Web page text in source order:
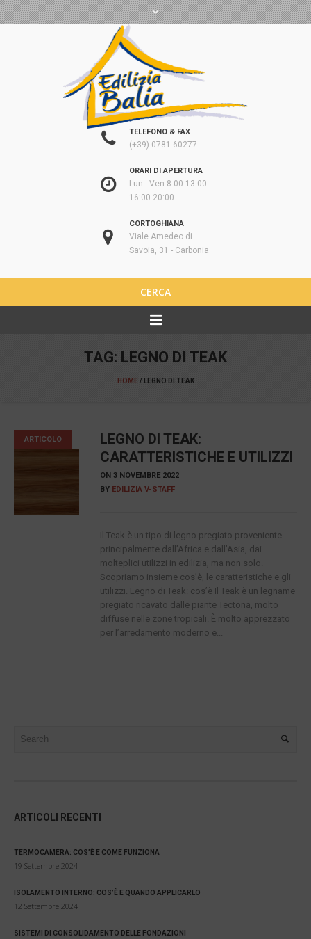
TELEFONO & FAX
(+39) 0781 60277
ORARI DI APERTURA
Lun - Ven 8:00-13:00
16:00-20:00
CORTOGHIANA
Viale Amedeo di
Savoia, 31 - Carbonia
CERCA
TAG: LEGNO DI TEAK
HOME / LEGNO DI TEAK
ARTICOLO
LEGNO DI TEAK:
CARATTERISTICHE E UTILIZZI
ON 3 NOVEMBRE 2022
BY EDILIZIA V-STAFF
Il Teak è un tipo di legno pregiato proveniente
principalmente dall’Africa e dall’Asia, dai
molteplici utilizzi in edilizia, ma non solo.
Scopriamo insieme cos’è, le caratteristiche e gli
utilizzi. Legno di Teak: cos’è Il Teak è un legname
pregiato ricavato dalle piante Tectona, molto
diffuse nelle zone tropicali. È molto apprezzato
per l’arredamento moderno e...
ARTICOLI RECENTI
TERMOCAMERA: COS’È E COME FUNZIONA
19 Settembre 2024
ISOLAMENTO INTERNO: COS’È E QUANDO APPLICARLO
12 Settembre 2024
SISTEMI DI CONSOLIDAMENTO DELLE FONDAZIONI